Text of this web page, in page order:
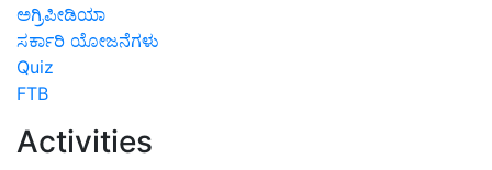
ಅಗ್ರಿಪೀಡಿಯಾ
ಸರ್ಕಾರಿ ಯೋಜನೆಗಳು
Quiz
FTB
Activities